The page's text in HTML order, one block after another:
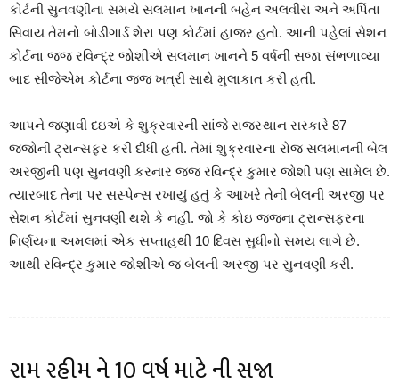
કોર્ટની સુનવણીના સમયે સલમાન ખાનની બહેન અલવીરા અને અર્પિતા
સિવાય તેમનો બોડીગાર્ડ શેરા પણ કોર્ટમાં હાજર હતો. આની પહેલાં સેશન
કોર્ટના જજ રવિન્દ્ર જોશીએ સલમાન ખાનને 5 વર્ષની સજા સંભળાવ્યા
બાદ સીજેએમ કોર્ટના જજ ખત્રી સાથે મુલાકાત કરી હતી.
આપને જણાવી દઇએ કે શુક્રવારની સાંજે રાજસ્થાન સરકારે 87
જજોની ટ્રાન્સફર કરી દીધી હતી. તેમાં શુક્રવારના રોજ સલમાનની બેલ
અરજીની પણ સુનવણી કરનાર જજ રવિન્દ્ર કુમાર જોશી પણ સામેલ છે.
ત્યારબાદ તેના પર સસ્પેન્સ રખાયું હતું કે આખરે તેની બેલની અરજી પર
સેશન કોર્ટમાં સુનવણી થશે કે નહીં. જો કે કોઇ જજના ટ્રાન્સફરના
નિર્ણયના અમલમાં એક સપ્તાહથી 10 દિવસ સુધીનો સમય લાગે છે.
આથી રવિન્દ્ર કુમાર જોશીએ જ બેલની અરજી પર સુનવણી કરી.
રામ રહીમ ને 10 વર્ષ માટે ની સજા